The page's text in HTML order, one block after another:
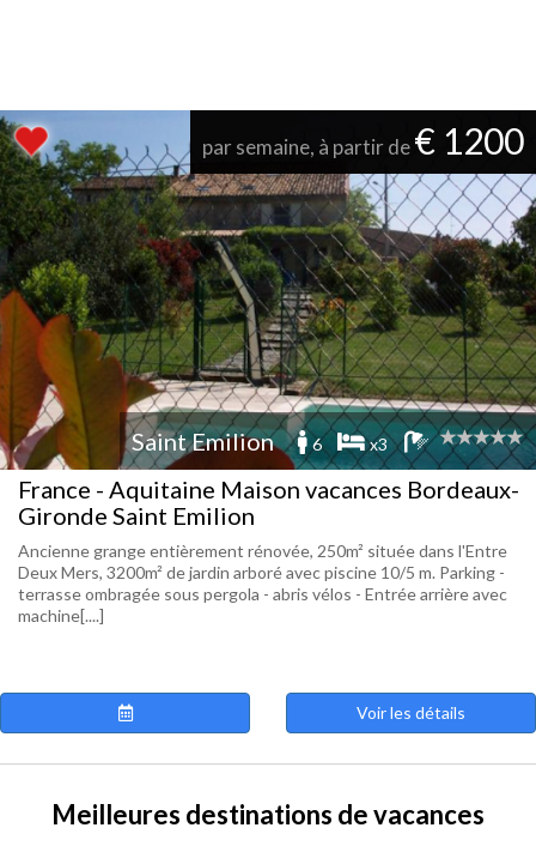
par semaine, à partir de€ 1200
Saint Emilion 6 x3
France - Aquitaine Maison vacances Bordeaux-
Gironde Saint Emilion
Ancienne grange entièrement rénovée, 250m² située dans l'Entre
Deux Mers, 3200m² de jardin arboré avec piscine 10/5 m. Parking -
terrasse ombragée sous pergola - abris vélos - Entrée arrière avec
machine[....]
Voir les détails
Meilleures destinations de vacances